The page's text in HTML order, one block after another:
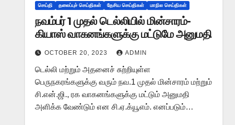
செய்தி தலைப்புச் செய்திகள் தேசிய செய்திகள் மாநில செய்திகள்
நவம்பர் 1 முதல் டெல்லியில் மின்சாரம்-
கியாஸ் வாகனங்களுக்கு மட்டுமே அனுமதி
OCTOBER 20, 2023 ADMIN
டெல்லி மற்றும் அதனைச் சுற்றியுள்ள
பெருநகரங்களுக்கு வரும் நவ.1 முதல் மின்சாரம் மற்றும்
சி.என்.ஜி., ரக வாகனங்களுக்கு மட்டும் அனுமதி
அளிக்க வேண்டும் என சி.ஏ.க்யூஎம். எனப்படும்…